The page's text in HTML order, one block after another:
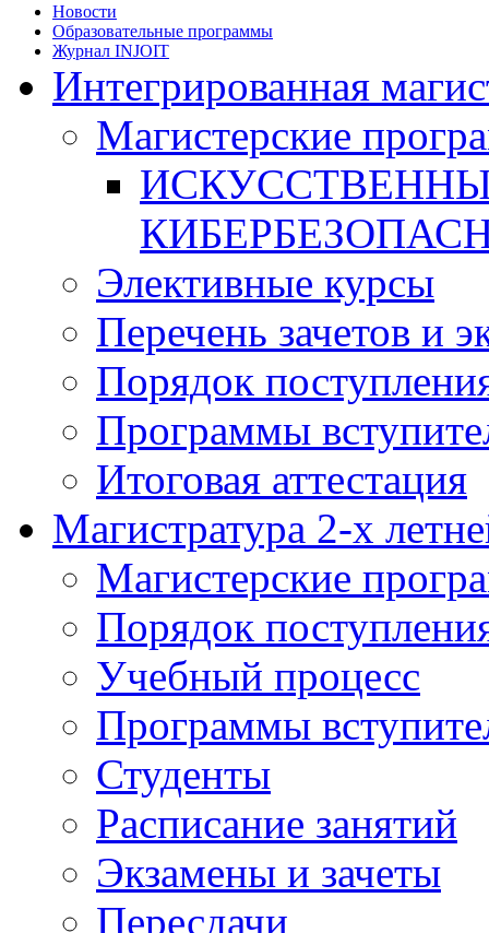
Новости
Образовательные программы
Журнал INJOIT
Интегрированная
Магистерские
Элективные курсы
Перечень зачетов и
Порядок
Программы
Итоговая аттестация
Магистратура 2-х
Магистерские
Порядок
Учебный процесс
Программы
Студенты
Расписание занятий
Экзамены и зачеты
Пересдачи